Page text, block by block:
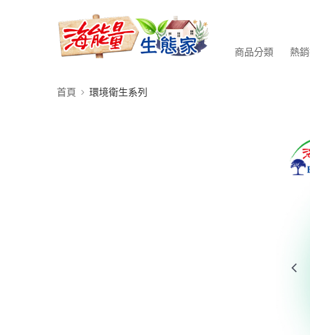
商品分類 熱
首頁 環境衛生系列